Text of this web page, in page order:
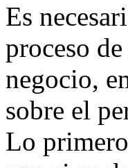
Es
proceso
negocio,
sobre el
Lo